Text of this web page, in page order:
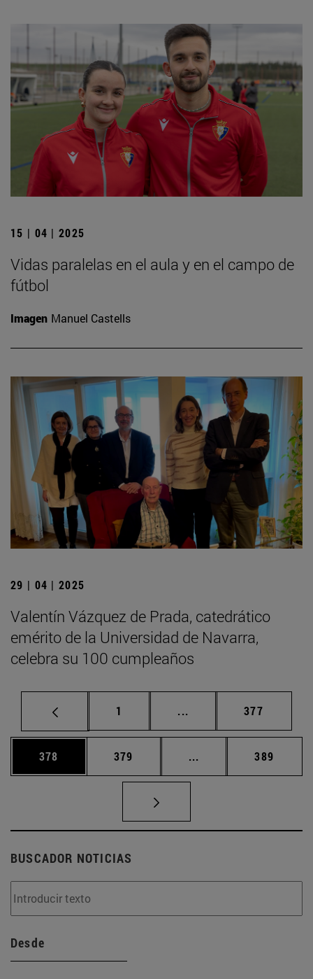
15 | 04 | 2025
Vidas paralelas en el aula y en el campo de
fútbol
Imagen Manuel Castells
29 | 04 | 2025
Valentín Vázquez de Prada, catedrático
emérito de la Universidad de Navarra,
celebra su 100 cumpleaños
Página
1 ... Páginas intermedias
Página
377
Página
378 Página
379 ... Páginas intermedias
Página
389
BUSCADOR NOTICIAS
Desde